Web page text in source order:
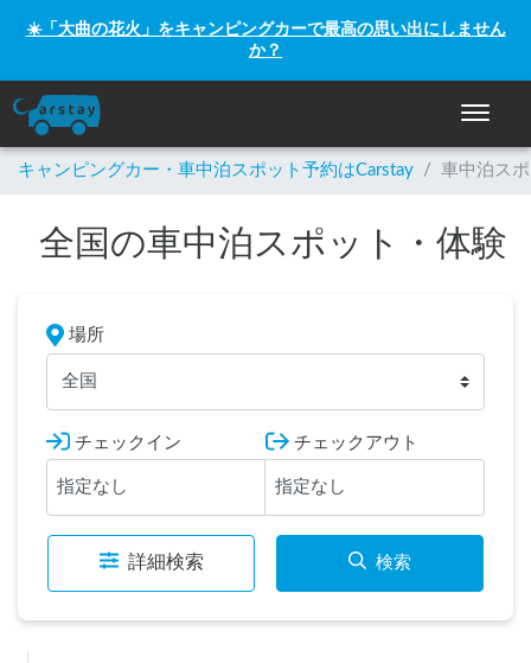
☀️「大曲の花火」をキャンピングカーで最高の思い出にしません
か？
ナビゲ
キャンピングカー・車中泊スポット予約はCarstay / 車中泊ス
全国の車中泊スポット・体験
場所
全国
チェックイン チェックアウト
詳細検索 検索